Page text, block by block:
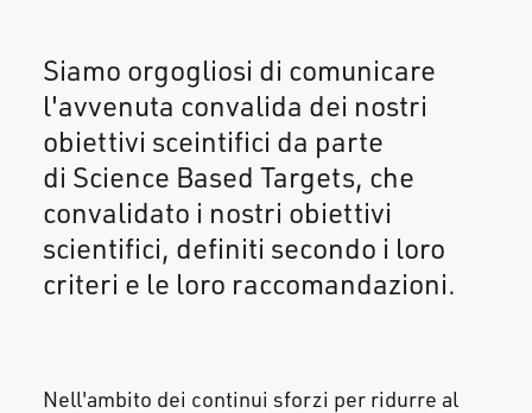
Siamo orgogliosi di comunicare
l'avvenuta convalida dei nostri
obiettivi sceintifici da parte
di Science Based Targets, che
convalidato i nostri obiettivi
scientifici, definiti secondo i loro
criteri e le loro raccomandazioni.
Nell'ambito dei continui sforzi per ridurre al